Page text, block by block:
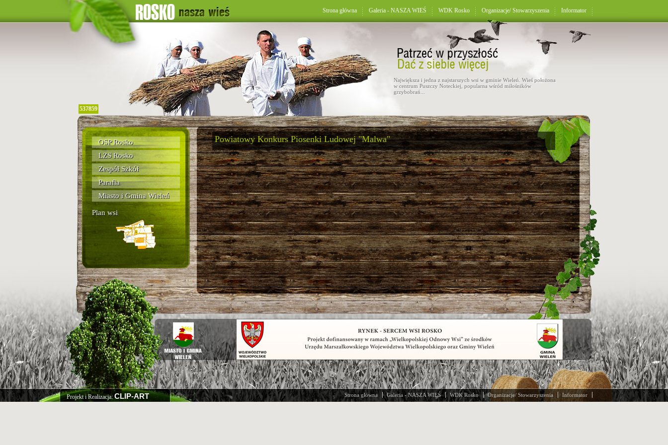
Strona główna Galeria - NASZA WIEŚ WDK Rosko Organizacje/ Stowarzyszenia Informator
Największa i jedna z najstarszych wsi w gminie Wieleń. Wieś położona
w centrum Puszczy Noteckiej, popularna wśród miłośników
grzybobrań...
537859
OSP Rosko
LZS Rosko
Zespół Szkół
Parafia
Miasto i Gmina Wieleń
Plan wsi
Powiatowy Konkurs Piosenki Ludowej "Malwa"
Strona główna Galeria - NASZA WIEŚ WDK Rosko Organizacje/ Stowarzyszenia Informator
Projekt i Realizacja:CLIP-ART